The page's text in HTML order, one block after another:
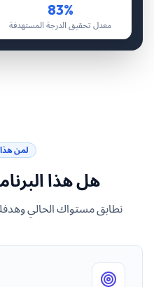
83%
معدل تحقيق الدرجة المستهدفة
لمن هذا
هل هذا
نطابق مستواك الحالي